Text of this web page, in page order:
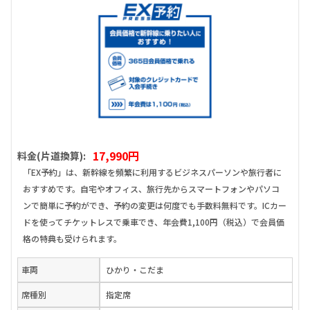
料金(片道換算): 17,990円
「EX予約」は、新幹線を頻繁に利用するビジネスパーソンや旅行者に
おすすめです。自宅やオフィス、旅行先からスマートフォンやパソコ
ンで簡単に予約ができ、予約の変更は何度でも手数料無料です。ICカー
ドを使ってチケットレスで乗車でき、年会費1,100円（税込）で会員価
格の特典も受けられます。
車両 ひかり・こだま
席種別 指定席